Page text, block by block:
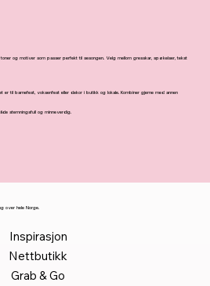
og motiver som passer perfekt til sesongen. Velg mellom gresskar, spøkelser, tekst
er til barnefest, voksenfest eller dekor i butikk og lokale. Kombiner gjerne med annen
stemningsfull og minneverdig.
over hele Norge.
Inspirasjon
Nettbutikk
Grab & Go